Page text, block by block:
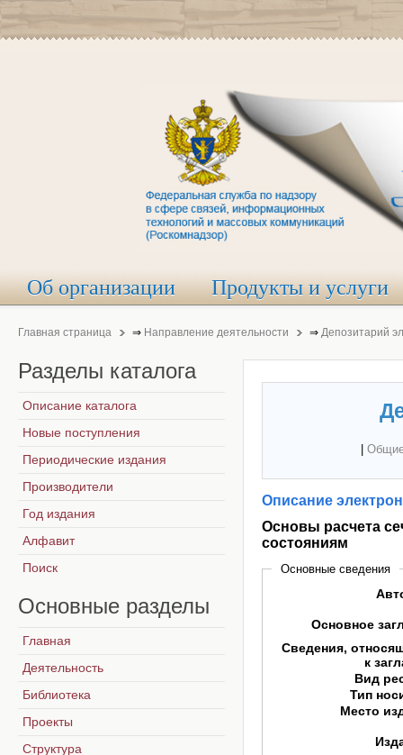
Об организации Продукты и услуги
Главная страница ⇒ Направление деятельности ⇒ Депозитарий
Описание
Основы расчета
состояниям
Основные сведения
Основное
Сведения,
к
Вид
Тип
Место
Разделы каталога
Описание каталога
Новые поступления
Периодические издания
Производители
Год издания
Алфавит
Поиск
Основные разделы
Главная
Деятельность
Библиотека
Проекты
Структура